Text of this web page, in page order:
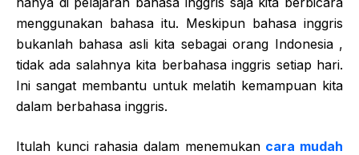
menggunakan bahasa itu. Meskipun bahasa inggris
bukanlah bahasa asli kita sebagai orang Indonesia ,
tidak ada salahnya kita berbahasa inggris setiap hari.
Ini sangat membantu untuk melatih kemampuan kita
dalam berbahasa inggris.
Itulah kunci rahasia dalam menemukan cara mudah